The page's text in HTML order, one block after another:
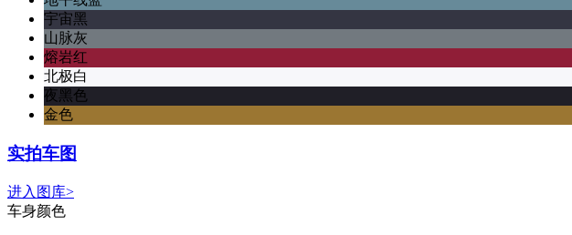
宇宙黑
山脉灰
熔岩红
北极白
夜黑色
金色
实拍车图
进入图库>
车身颜色